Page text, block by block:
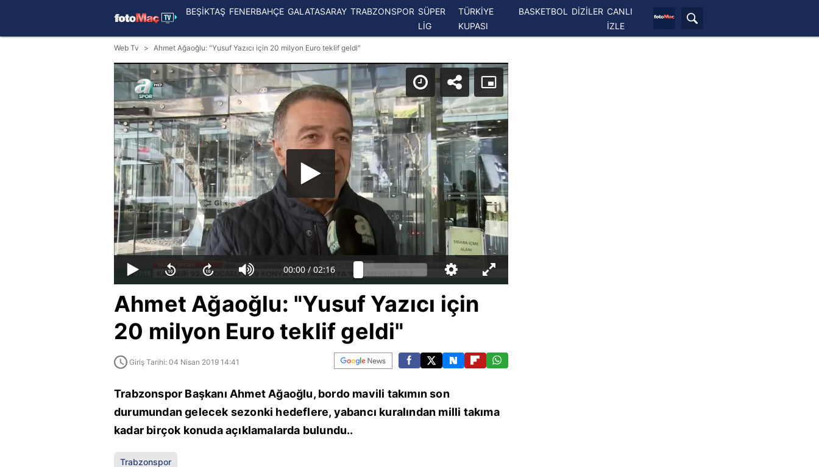
BEŞİKTAŞ FENERBAHÇE GALATASARAY TRABZONSPOR SÜPER
LİG
TÜRKİYE
KUPASI
BASKETBOL DİZİLER CANLI
İZLE
Web Tv Ahmet Ağaoğlu: "Yusuf Yazıcı için 20 milyon Euro teklif geldi"
00:00 / 02:16
Ahmet Ağaoğlu: "Yusuf Yazıcı için
20 milyon Euro teklif geldi"
Giriş Tarihi: 04 Nisan 2019 14:41
Trabzonspor Başkanı Ahmet Ağaoğlu, bordo mavili takımın son
durumundan gelecek sezonki hedeflere, yabancı kuralından milli takıma
kadar birçok konuda açıklamalarda bulundu..
Trabzonspor